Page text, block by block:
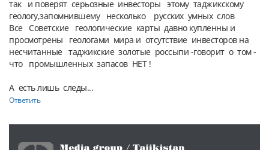
так   и поверят  серьозные  инвесторы   этому  таджикскому
геологу,запомнившему   несколько    русских  умных  слов
Все   Советские   геологические  карты  давно купленны и
просмотрены   геологами  мира и  отсутствие  инвесторов на
несчитанные   таджикские  золотые  россыпи -говорит  о  том -
что   промышленных  запасов  НЕТ !
Ответить